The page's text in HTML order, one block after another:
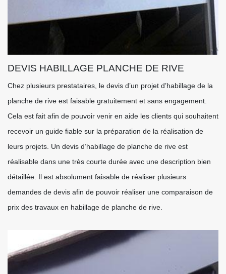
DEVIS HABILLAGE PLANCHE DE RIVE
Chez plusieurs prestataires, le devis d’un projet d’habillage de la
planche de rive est faisable gratuitement et sans engagement.
Cela est fait afin de pouvoir venir en aide les clients qui souhaitent
recevoir un guide fiable sur la préparation de la réalisation de
leurs projets. Un devis d’habillage de planche de rive est
réalisable dans une très courte durée avec une description bien
détaillée. Il est absolument faisable de réaliser plusieurs
demandes de devis afin de pouvoir réaliser une comparaison de
prix des travaux en habillage de planche de rive.